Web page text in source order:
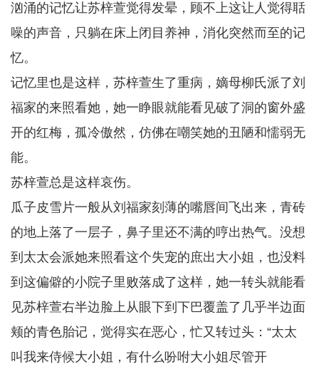
汹涌的记忆让苏梓萱觉得发晕，顾不上这让人觉得聒
噪的声音，只躺在床上闭目养神，消化突然而至的记
忆。
记忆里也是这样，苏梓萱生了重病，嫡母柳氏派了刘
福家的来照看她，她一睁眼就能看见破了洞的窗外盛
开的红梅，孤冷傲然，仿佛在嘲笑她的丑陋和懦弱无
能。
苏梓萱总是这样哀伤。
瓜子皮雪片一般从刘福家刻薄的嘴唇间飞出来，青砖
的地上落了一层子，鼻子里还不满的哼出热气。没想
到太太会派她来照看这个失宠的庶出大小姐，也没料
到这偏僻的小院子里败落成了这样，她一转头就能看
见苏梓萱右半边脸上从眼下到下巴覆盖了几乎半边面
颊的青色胎记，觉得实在恶心，忙又转过头：“太太
叫我来侍候大小姐，有什么吩咐大小姐尽管开